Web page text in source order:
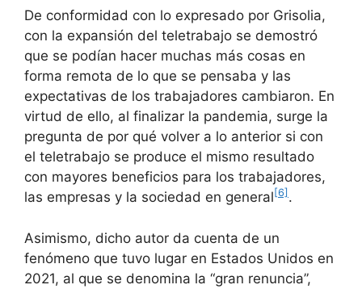
De conformidad con lo expresado por Grisolia,
con la expansión del teletrabajo se demostró
que se podían hacer muchas más cosas en
forma remota de lo que se pensaba y las
expectativas de los trabajadores cambiaron. En
virtud de ello, al finalizar la pandemia, surge la
pregunta de por qué volver a lo anterior si con
el teletrabajo se produce el mismo resultado
con mayores beneficios para los trabajadores,
las empresas y la sociedad en general [6] .
Asimismo, dicho autor da cuenta de un
fenómeno que tuvo lugar en Estados Unidos en
2021, al que se denomina la “gran renuncia”,